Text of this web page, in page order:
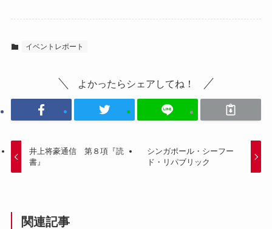
イベントレポート
よかったらシェアしてね！
井上将豪通信 第８項『読
書』
シンガポール・シーフー
ド・リパブリック
関連記事